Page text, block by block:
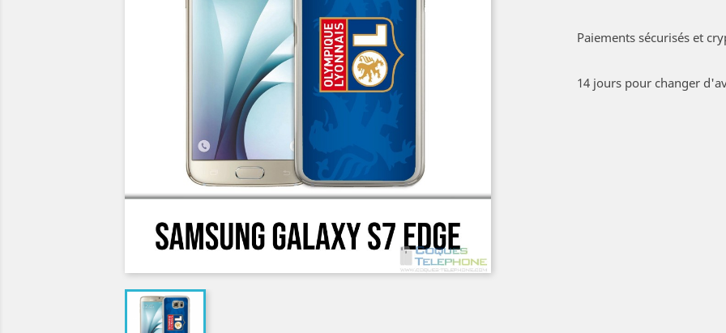
Paiements sécurisés et
14 jours pour changer